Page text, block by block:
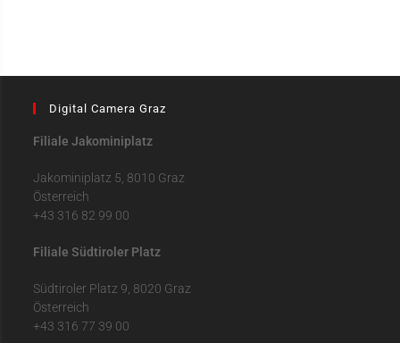
Digital Camera Graz
Filiale Jakominiplatz
Jakominiplatz 5, 8010 Graz
Österreich
+43 316 82 99 00
Filiale Südtiroler Platz
Südtiroler Platz 9, 8020 Graz
Österreich
+43 316 77 39 00